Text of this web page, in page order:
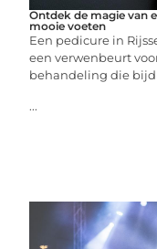
Ontdek de magie van
mooie voeten
Een pedicure in
een verwenbeurt
behandeling die
...